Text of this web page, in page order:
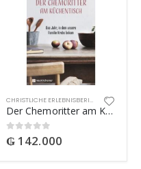
CHRISTLICHE ERLEBNISBERICHTE
Der Chemoritter am Küchentisch
0out of 5
₲ 142.000